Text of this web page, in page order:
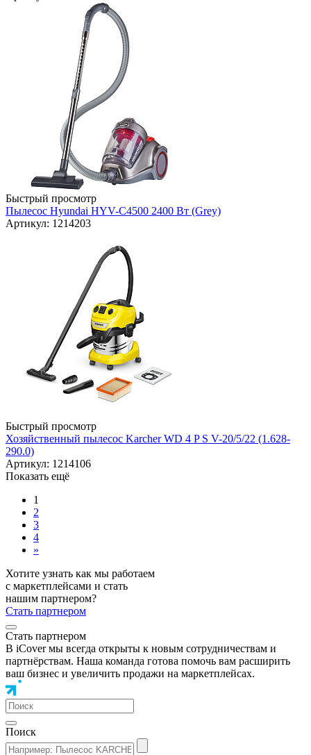
Быстрый просмотр
Пылесос Hyundai HYV-C4500 2400 Вт (Grey)
Артикул: 1214203
Быстрый просмотр
Хозяйственный пылесос Karcher WD 4 P S V-20/5/22 (1.628-
290.0)
Артикул: 1214106
Показать ещё
1
2
3
4
»
Хотите узнать как мы работаем
с маркетплейсами и стать
нашим партнером?
Стать партнером
Стать партнером
В iCover мы всегда открыты к новым сотрудничествам и
партнёрствам. Наша команда готова помочь вам расширить
ваш бизнес и увеличить продажи на маркетплейсах.
Поиск